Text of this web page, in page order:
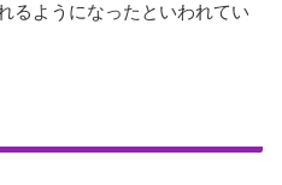
るようになったといわれてい